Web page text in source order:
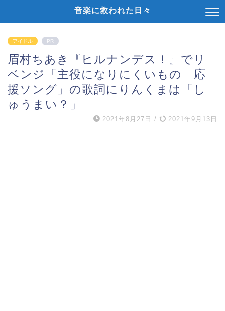
音楽に救われた日々
アイドル PR
眉村ちあき『ヒルナンデス！』でリ
ベンジ「主役になりにくいもの 応
援ソング」の歌詞にりんくまは「し
ゅうまい？」
2021年8月27日 / 2021年9月13日